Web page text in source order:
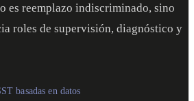
es reemplazo indiscriminado, sino
roles de supervisión, diagnóstico y
basadas en datos